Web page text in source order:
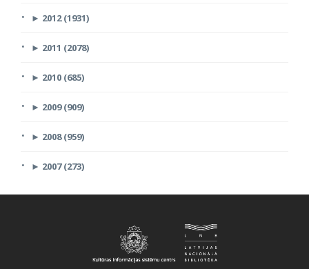
► 2012 (1931)
► 2011 (2078)
► 2010 (685)
► 2009 (909)
► 2008 (959)
► 2007 (273)